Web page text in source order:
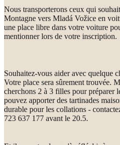
Nous transporterons ceux qui
Montagne vers Mladá Vožice en
une place libre dans votre voiture
mentionner lors de votre inscription.
Souhaitez-vous aider avec quelque
Votre place sera sûrement trouvée.
cherchons 2 à 3 filles pour préparer
pouvez apporter des tartinades
durable pour les collations -
723 637 177 avant le 20.5.